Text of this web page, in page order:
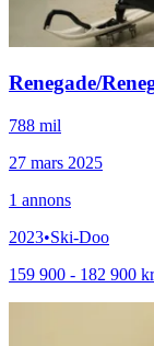
Renegade/
788 mil
27 mars 2025
1 annons
2023•Ski-Doo
159 900 - 182 900 kr